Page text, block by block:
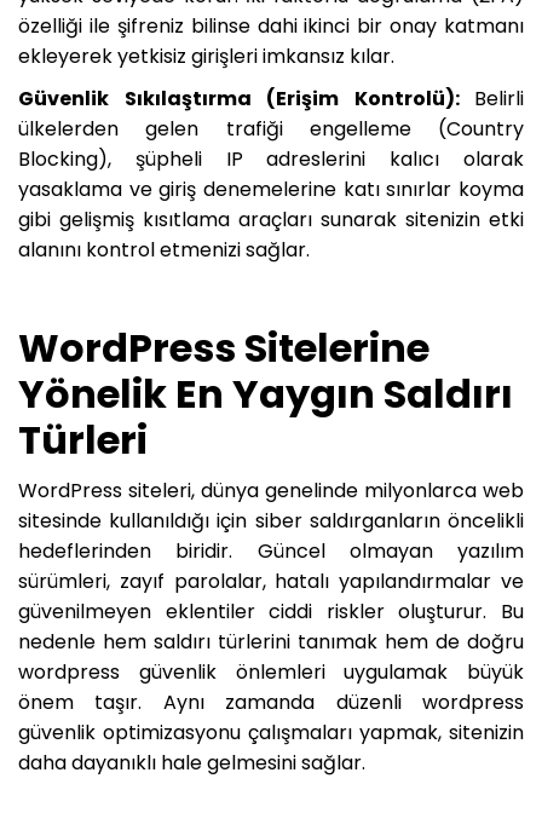
özelliği ile şifreniz bilinse dahi ikinci bir onay katmanı
ekleyerek yetkisiz girişleri imkansız kılar.
Güvenlik Sıkılaştırma (Erişim Kontrolü): Belirli
ülkelerden gelen trafiği engelleme (Country
Blocking), şüpheli IP adreslerini kalıcı olarak
yasaklama ve giriş denemelerine katı sınırlar koyma
gibi gelişmiş kısıtlama araçları sunarak sitenizin etki
alanını kontrol etmenizi sağlar.
WordPress Sitelerine
Yönelik En Yaygın Saldırı
Türleri
WordPress siteleri, dünya genelinde milyonlarca web
sitesinde kullanıldığı için siber saldırganların öncelikli
hedeflerinden biridir. Güncel olmayan yazılım
sürümleri, zayıf parolalar, hatalı yapılandırmalar ve
güvenilmeyen eklentiler ciddi riskler oluşturur. Bu
nedenle hem saldırı türlerini tanımak hem de doğru
wordpress güvenlik önlemleri uygulamak büyük
önem taşır. Aynı zamanda düzenli wordpress
güvenlik optimizasyonu çalışmaları yapmak, sitenizin
daha dayanıklı hale gelmesini sağlar.